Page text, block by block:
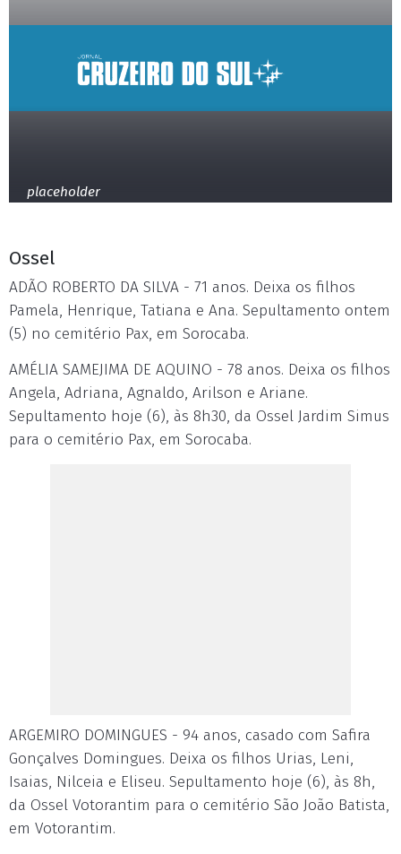
placeholder
Ossel
ADÃO ROBERTO DA SILVA - 71 anos. Deixa os filhos
Pamela, Henrique, Tatiana e Ana. Sepultamento ontem
(5) no cemitério Pax, em Sorocaba.
AMÉLIA SAMEJIMA DE AQUINO - 78 anos. Deixa os filhos
Angela, Adriana, Agnaldo, Arilson e Ariane.
Sepultamento hoje (6), às 8h30, da Ossel Jardim Simus
para o cemitério Pax, em Sorocaba.
ARGEMIRO DOMINGUES - 94 anos, casado com Safira
Gonçalves Domingues. Deixa os filhos Urias, Leni,
Isaias, Nilceia e Eliseu. Sepultamento hoje (6), às 8h,
da Ossel Votorantim para o cemitério São João Batista,
em Votorantim.